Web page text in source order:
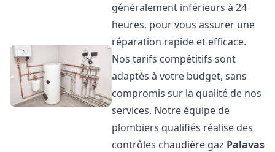
généralement inférieurs à 24
heures, pour vous assurer une
réparation rapide et efficace.
Nos tarifs compétitifs sont
adaptés à votre budget, sans
compromis sur la qualité de nos
services. Notre équipe de
plombiers qualifiés réalise des
contrôles chaudière gaz Palavas